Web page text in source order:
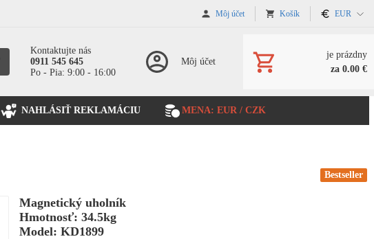
Môj účet Košík EUR
Kontaktujte nás
0911 545 645
Po - Pia: 9:00 - 16:00
Môj účet
je prázdny
za 0.00 €
NAHLÁSIŤ REKLAMÁCIU MENA: EUR / CZK
Bestseller
Magnetický uholník
Hmotnosť: 34.5kg
Model: KD1899